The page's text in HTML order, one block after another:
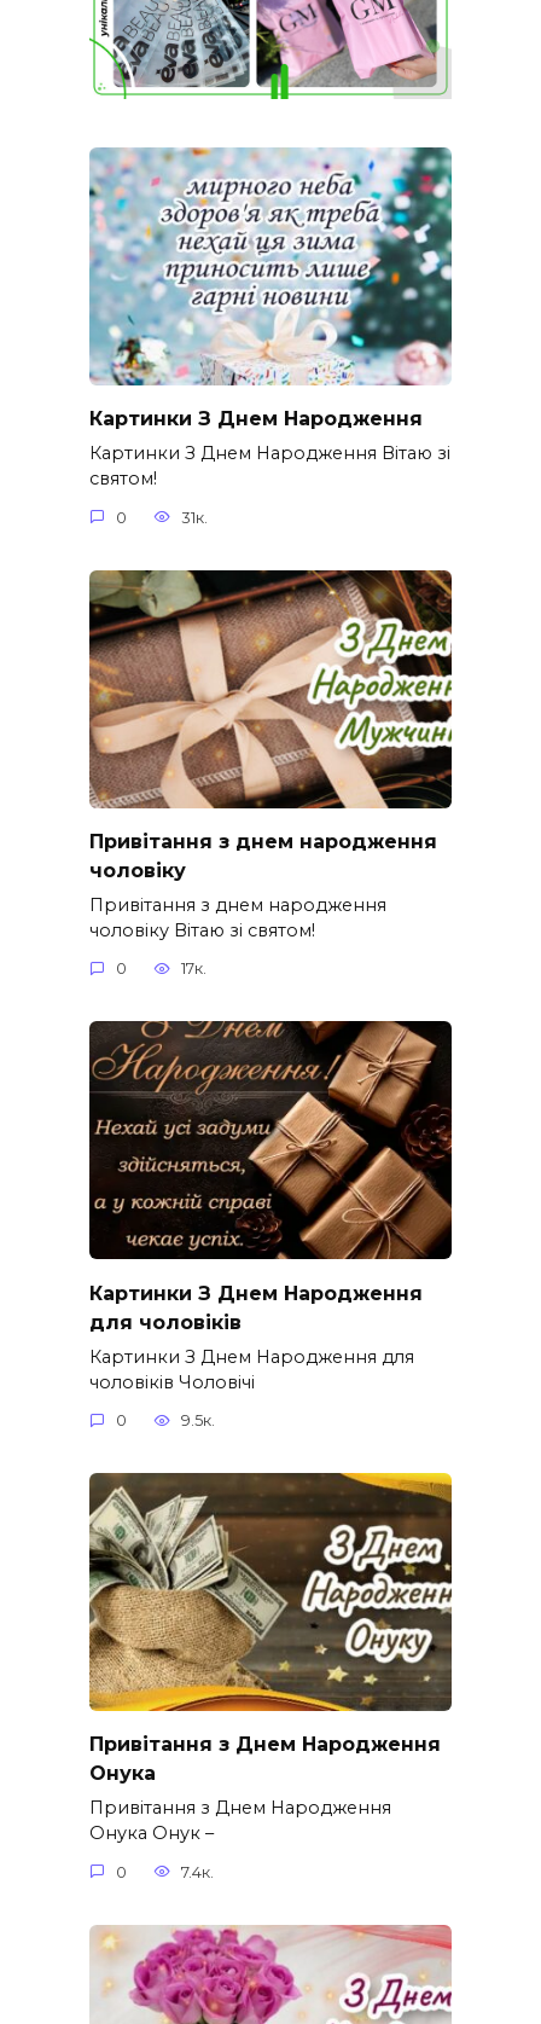
Картинки З Днем Народження
Картинки З Днем Народження Вітаю зі
святом!
0 31к.
Привітання з днем народження
чоловіку
Привітання з днем народження
чоловіку Вітаю зі святом!
0 17к.
Картинки З Днем Народження
для чоловіків​
Картинки З Днем Народження для
чоловіків​ Чоловічі
0 9.5к.
Привітання з Днем Народження
Онука
Привітання з Днем Народження
Онука Онук –
0 7.4к.